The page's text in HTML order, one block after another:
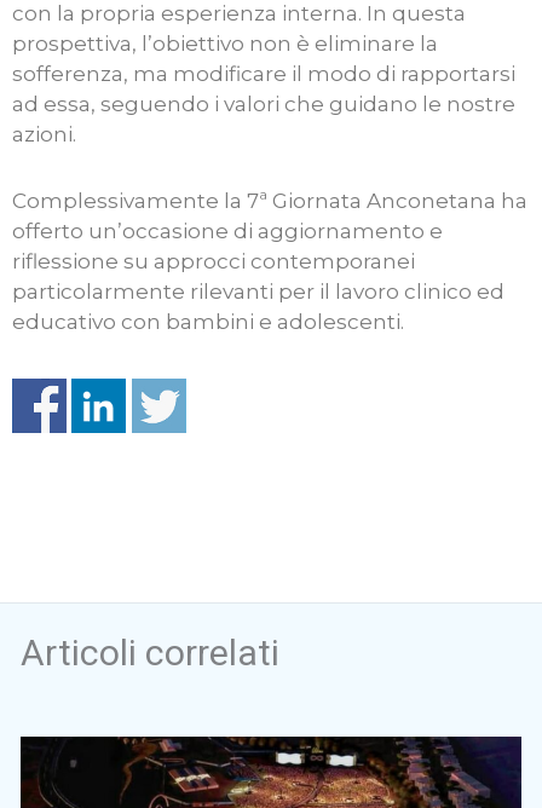
con la propria esperienza interna. In questa
prospettiva, l’obiettivo non è eliminare la
sofferenza, ma modificare il modo di rapportarsi
ad essa, seguendo i valori che guidano le nostre
azioni.
Complessivamente la 7ª Giornata Anconetana ha
offerto un’occasione di aggiornamento e
riflessione su approcci contemporanei
particolarmente rilevanti per il lavoro clinico ed
educativo con bambini e adolescenti.
Articoli correlati